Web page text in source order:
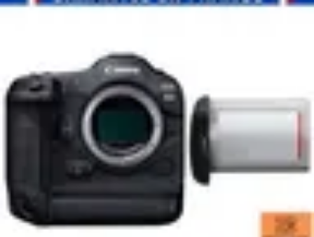
Direct Sport
Direct Sport